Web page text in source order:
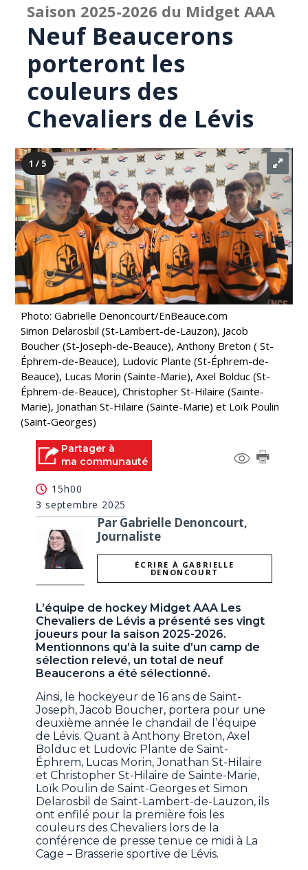
Saison 2025-2026 du Midget AAA
Neuf Beaucerons
porteront les
couleurs des
Chevaliers de Lévis
1 / 5
Photo: Gabrielle Denoncourt/EnBeauce.com
Simon Delarosbil (St-Lambert-de-Lauzon), Jacob
Boucher (St-Joseph-de-Beauce), Anthony Breton ( St-
Éphrem-de-Beauce), Ludovic Plante (St-Éphrem-de-
Beauce), Lucas Morin (Sainte-Marie), Axel Bolduc (St-
Éphrem-de-Beauce), Christopher St-Hilaire (Sainte-
Marie), Jonathan St-Hilaire (Sainte-Marie) et Loïk Poulin
(Saint-Georges)
Partager à
ma communauté
15h00
3 septembre 2025
Par Gabrielle Denoncourt,
Journaliste
ÉCRIRE À GABRIELLE
DENONCOURT
L’équipe de hockey Midget AAA Les
Chevaliers de Lévis a présenté ses vingt
joueurs pour la saison 2025-2026.
Mentionnons qu’à la suite d’un camp de
sélection relevé, un total de neuf
Beaucerons a été sélectionné.
Ainsi, le hockeyeur de 16 ans de Saint-
Joseph, Jacob Boucher, portera pour une
deuxième année le chandail de l’équipe
de Lévis. Quant à Anthony Breton, Axel
Bolduc et Ludovic Plante de Saint-
Éphrem, Lucas Morin, Jonathan St-Hilaire
et Christopher St-Hilaire de Sainte-Marie,
Loïk Poulin de Saint-Georges et Simon
Delarosbil de Saint-Lambert-de-Lauzon, ils
ont enfilé pour la première fois les
couleurs des Chevaliers lors de la
conférence de presse tenue ce midi à La
Cage – Brasserie sportive de Lévis.